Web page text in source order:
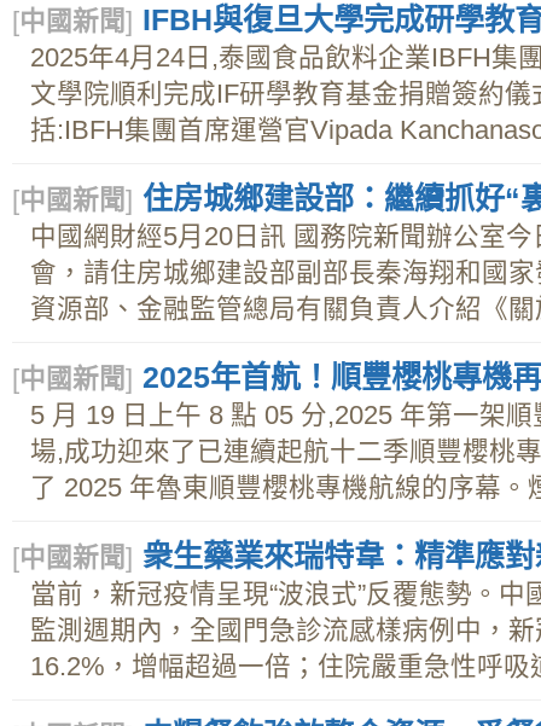
[中國新聞] IFBH與復旦大學完成研學教
2025年4月24日,泰國食品飲料企業IBFH集
文學院順利完成IF研學教育基金捐贈簽約
括:IBFH集團首席運營官Vipada
[中國新聞] 住房城鄉建設部：繼續抓好“
中國網財經5月20日訊 國務院新聞辦公室
會，請住房城鄉建設部副部長秦海翔和國
資源部、金融監管總局有關負責人介紹《
[中國新聞] 2025年首航！順豐櫻桃專機
5 月 19 日上午 8 點 05 分,2025 年第一架
場,成功迎來了已連續起航十二季順豐櫻桃
了 2025 年魯東順豐櫻桃專機航線的序幕。
[中國新聞] 衆生藥業來瑞特韋：精準應
當前，新冠疫情呈現“波浪式”反覆態勢。
監測週期內，全國門急診流感樣病例中，
16.2%，增幅超過一倍；住院嚴重急性呼吸